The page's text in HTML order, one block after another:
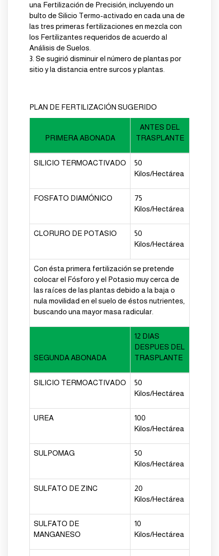
una Fertilización de Precisión, incluyendo un
bulto de Silicio Termo-activado en cada una de
las tres primeras fertilizaciones en mezcla con
los Fertilizantes requeridos de acuerdo al
Análisis de Suelos.
3. Se sugirió disminuir el número de plantas por
sitio y la distancia entre surcos y plantas.
PLAN DE FERTILIZACIÓN SUGERIDO
PRIMERA ABONADA
ANTES DEL
TRASPLANTE
SILICIO TERMOACTIVADO
50
Kilos/Hectárea
FOSFATO DIAMÓNICO
75
Kilos/Hectárea
CLORURO DE POTASIO
50
Kilos/Hectárea
Con ésta primera fertilización se pretende
colocar el Fósforo y el Potasio muy cerca de
las raíces de las plantas debido a la baja o
nula movilidad en el suelo de éstos nutrientes,
buscando una mayor masa radicular.
SEGUNDA ABONADA
12 DIAS
DESPUES DEL
TRASPLANTE
SILICIO TERMOACTIVADO
50
Kilos/Hectárea
UREA
100
Kilos/Hectárea
SULPOMAG
50
Kilos/Hectárea
SULFATO DE ZINC
20
Kilos/Hectárea
SULFATO DE
MANGANESO
10
Kilos/Hectárea